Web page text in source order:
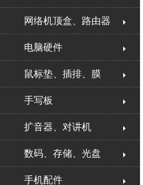
网络机顶盒、路由器
电脑硬件
鼠标垫、插排、膜
手写板
扩音器、对讲机
数码、存储、光盘
手机配件